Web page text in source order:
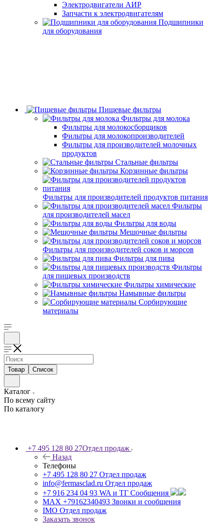
Электродвигатели АИР
Запчасти к электродвигателям
Подшипники
для оборудования
Пищевые фильтры
Фильтры для молока
Фильтры для молокосборщиков
Фильтры для молокопроизводителей
Фильтры для производителей молочных
продуктов
Стальные фильтры
Корзинные фильтры
Фильтры для производителей продуктов питания
Фильтры
для производителей масел
Фильтры для воды
Мешочные фильтры
Фильтры для производителей соков и морсов
Фильтры для пива
Фильтры
для пищевых производств
Фильтры химические
Намывные фильтры
Сорбирующие
материалы
Товар Список
Каталог
По всему сайту
По каталогу
+7 495 128 80 27Отдел продаж
Назад
Телефоны
+7 495 128 80 27 Отдел продаж
info@fermasclad.ru Отдел продаж
+7 916 234 04 93 WA и ТГ Сообщения
MAX +79162340493 Звонки и сообщения
IMO Отдел продаж
Заказать звонок